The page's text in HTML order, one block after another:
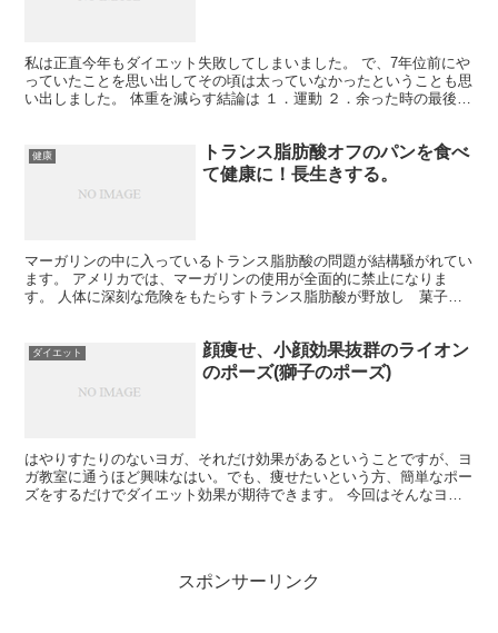
私は正直今年もダイエット失敗してしまいました。 で、7年位前にや
っていたことを思い出してその頃は太っていなかったということも思
い出しました。 体重を減らす結論は １．運動 ２．余った時の最後の
健康
トランス脂肪酸オフのパンを食べ
て健康に！長生きする。
マーガリンの中に入っているトランス脂肪酸の問題が結構騒がれてい
ます。 アメリカでは、マーガリンの使用が全面的に禁止になりま
す。 人体に深刻な危険をもたらすトランス脂肪酸が野放し 菓子、
ダイエット
顔痩せ、小顔効果抜群のライオン
のポーズ(獅子のポーズ)
はやりすたりのないヨガ、それだけ効果があるということですが、ヨ
ガ教室に通うほど興味なはい。でも、痩せたいという方、簡単なポー
ズをするだけでダイエット効果が期待できます。 今回はそんなヨガ
スポンサーリンク